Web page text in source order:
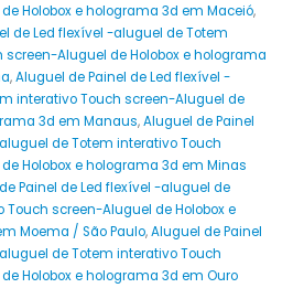
Holobox e holograma 3d em Maceió,
de Led flexível -aluguel de Totem
screen-Aluguel de Holobox e holograma
,Aluguel de Painel de Led flexível -
interativo Touch screen-Aluguel de
3d em Manaus,Aluguel de Painel
de Totem interativo Touch
Holobox e holograma 3d em Minas
Painel de Led flexível -aluguel de
Touch screen-Aluguel de Holobox e
Moema / São Paulo,Aluguel de Painel
de Totem interativo Touch
Holobox e holograma 3d em Ouro